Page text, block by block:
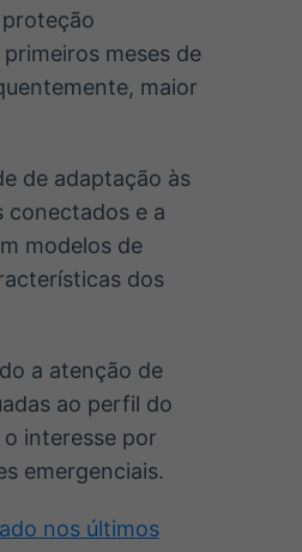
meses de
maior
de adaptação às
conectados e a
modelos de
dos
a atenção de
ao perfil do
interesse por
emergenciais.
nos últimos